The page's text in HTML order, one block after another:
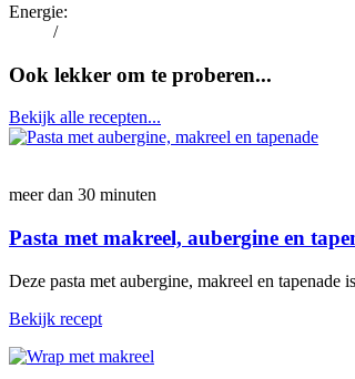
Energie:
/
Ook lekker om te proberen...
Bekijk alle recepten...
meer dan 30 minuten
Pasta met makreel, aubergine en
Deze pasta met aubergine, makreel en
Bekijk recept